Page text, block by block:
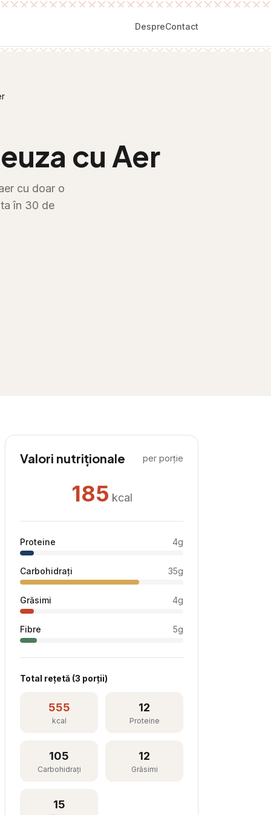
DespreContact
cu Aer
cu doar o
în 30 de
Valori nutriționale per porție
185 kcal
Proteine 4g
Carbohidrați 35g
Grăsimi 4g
Fibre 5g
Total rețetă (3 porții)
555
kcal
12
Proteine
105
Carbohidrați
12
Grăsimi
15